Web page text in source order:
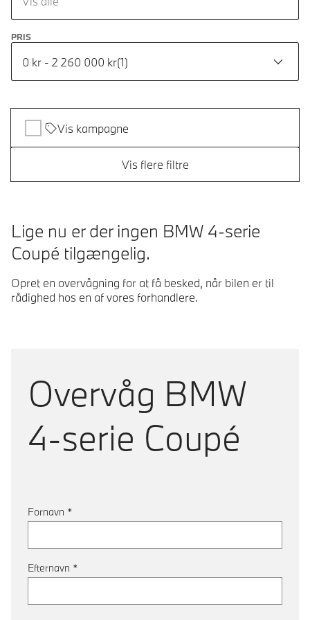
PRIS
0 kr - 2 260 000 kr(1)
Vis kampagne
Vis flere filtre
Lige nu er der ingen BMW 4-serie
Coupé tilgængelig.
Opret en overvågning for at få besked, når bilen er til
rådighed hos en af vores forhandlere.
Overvåg BMW
4-serie Coupé
Fornavn *
Efternavn *